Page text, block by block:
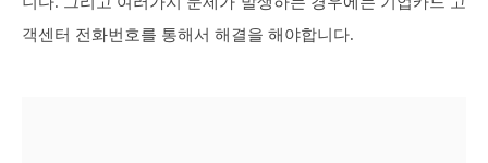
객센터 전화번호를 통해서 해결을 해야합니다.